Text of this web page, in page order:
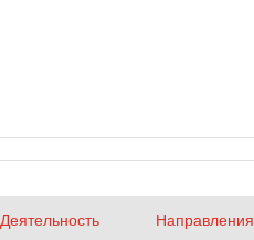
Деятельность Направления